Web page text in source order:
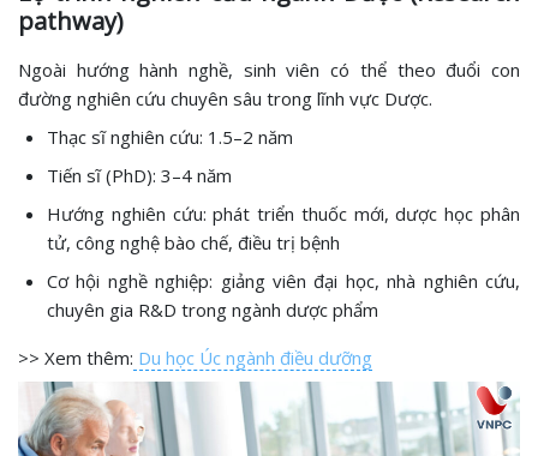
pathway)
Ngoài hướng hành nghề, sinh viên có thể theo đuổi con
đường nghiên cứu chuyên sâu trong lĩnh vực Dược.
Thạc sĩ nghiên cứu: 1.5–2 năm
Tiến sĩ (PhD): 3–4 năm
Hướng nghiên cứu: phát triển thuốc mới, dược học phân
tử, công nghệ bào chế, điều trị bệnh
Cơ hội nghề nghiệp: giảng viên đại học, nhà nghiên cứu,
chuyên gia R&D trong ngành dược phẩm
>> Xem thêm: Du học Úc ngành điều dưỡng